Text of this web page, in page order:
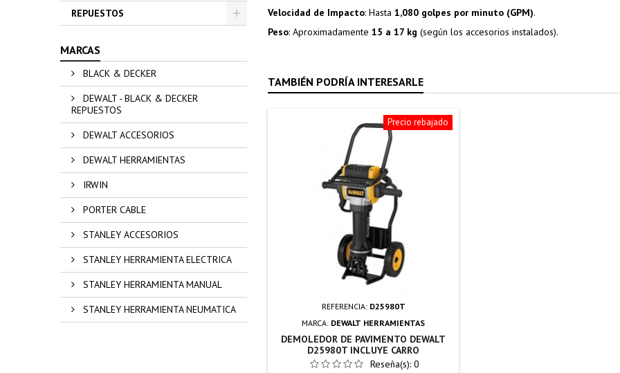
REPUESTOS
MARCAS
BLACK & DECKER
DEWALT - BLACK & DECKER
REPUESTOS
DEWALT ACCESORIOS
DEWALT HERRAMIENTAS
IRWIN
PORTER CABLE
STANLEY ACCESORIOS
STANLEY HERRAMIENTA ELECTRICA
STANLEY HERRAMIENTA MANUAL
STANLEY HERRAMIENTA NEUMATICA
Velocidad de Impacto: Hasta 1,080 golpes por minuto (GPM).
Peso: Aproximadamente 15 a 17 kg (según los accesorios instalados).
TAMBIÉN PODRÍA INTERESARLE
Precio rebajado
REFERENCIA: D25980T
MARCA: DEWALT HERRAMIENTAS
DEMOLEDOR DE PAVIMENTO DEWALT
D25980T INCLUYE CARRO
Reseña(s): 0